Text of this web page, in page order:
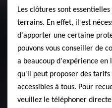
Les clôtures sont
terrains. En effet, il est
d'apporter une certaine
pouvons vous conseiller de
a beaucoup d'expérience en
qu'il peut proposer des
accessibles à tous. Pour
veuillez le téléphoner